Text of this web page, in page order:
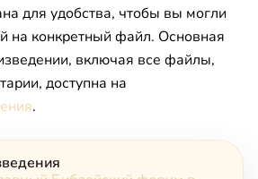
для удобства, чтобы вы могли
на конкретный файл. Основная
включая все файлы,
доступна на
.